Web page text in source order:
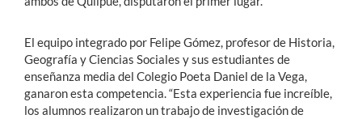
El equipo integrado por Felipe Gómez, profesor de Historia,
Geografía y Ciencias Sociales y sus estudiantes de
enseñanza media del Colegio Poeta Daniel de la Vega,
ganaron esta competencia. “Esta experiencia fue increíble,
los alumnos realizaron un trabajo de investigación de